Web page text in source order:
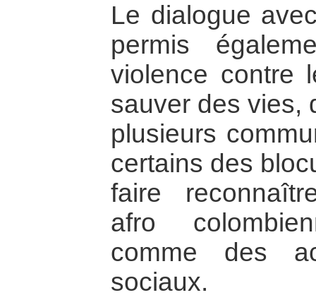
Le dialogue
permis
violence contre
sauver des vies,
plusieurs
certains des
faire
afro
comme des
sociaux.